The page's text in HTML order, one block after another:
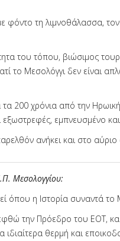
φόντο τη λιμνοθάλασσα,
του τόπου, βιώσιμος
το Μεσολόγγι δεν είναι
τα 200 χρόνια από την
εμπνευσμένο
ανήκει και στο
Μεσολογγίου:
όπου η Ιστορία συναντά το
την Πρόεδρο του ΕΟΤ,
θερμή και